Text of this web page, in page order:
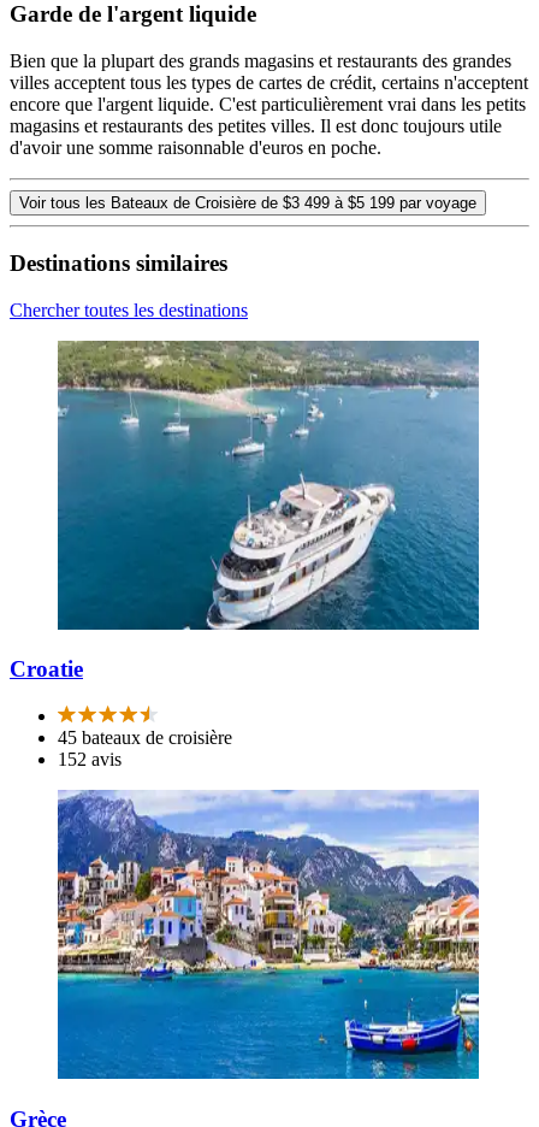
Garde de l'argent liquide
Bien que la plupart des grands magasins et restaurants des grandes
villes acceptent tous les types de cartes de crédit, certains n'acceptent
encore que l'argent liquide. C'est particulièrement vrai dans les petits
magasins et restaurants des petites villes. Il est donc toujours utile
d'avoir une somme raisonnable d'euros en poche.
Voir tous les Bateaux de Croisière de $3 499 à $5 199 par voyage
Destinations similaires
Chercher toutes les destinations
Croatie
45 bateaux de croisière
152 avis
Grèce